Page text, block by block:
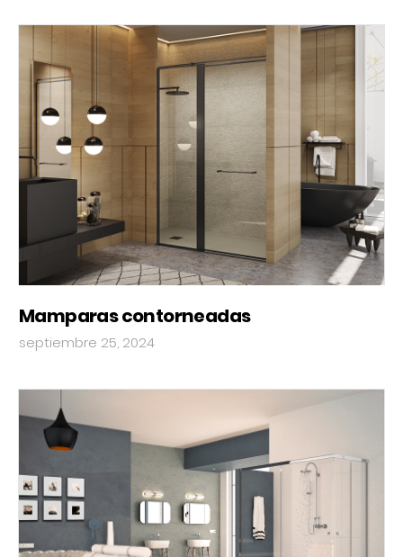
Mamparas contorneadas
septiembre 25, 2024